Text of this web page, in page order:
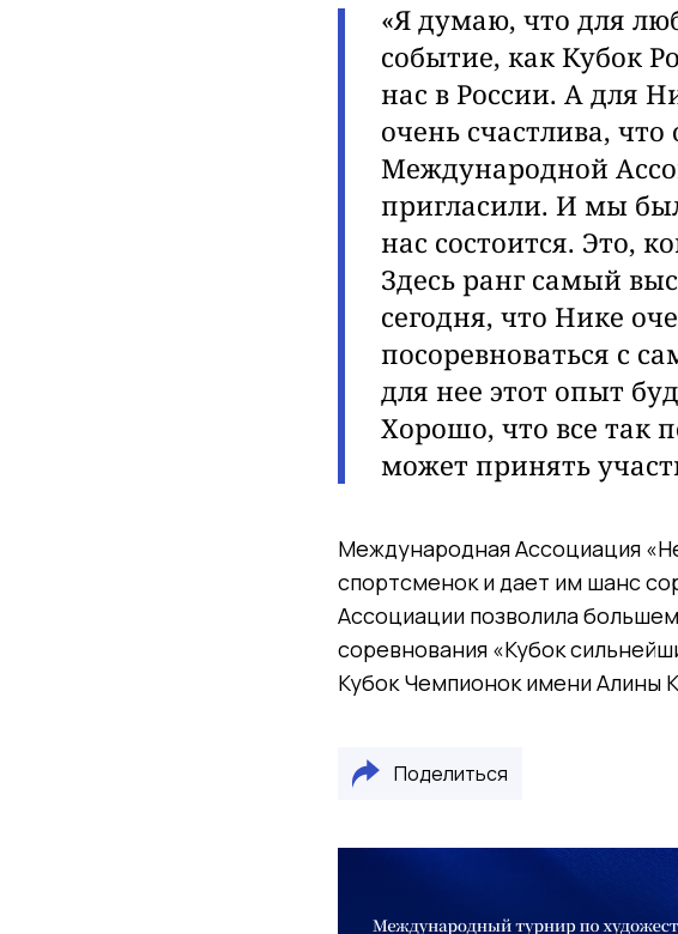
«Я думаю, что для
событие, как Кубок
нас в России. А для
очень счастлива,
Международной
пригласили. И мы
нас состоится. Это,
Здесь ранг самый
сегодня, что Нике
посоревноваться с
для нее этот опыт
Хорошо, что все так
может принять
Международная Ассоциация
спортсменок и дает им шанс
Ассоциации позволила
соревнования «Кубок
Кубок Чемпионок имени Алины
Поделиться